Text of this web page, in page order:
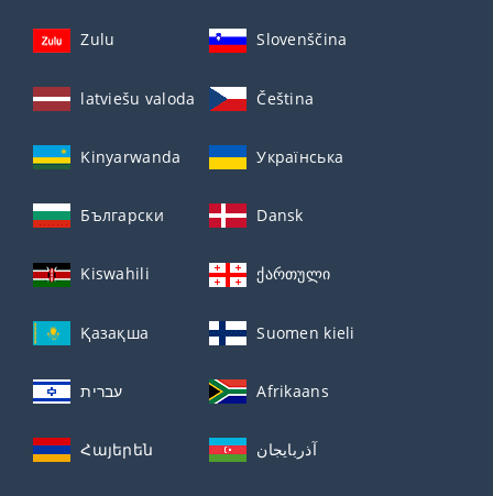
Zulu Slovenščina
latviešu valoda Čeština
Kinyarwanda Українська
Български Dansk
Kiswahili ქართული
Қазақша Suomen kieli
עברית Afrikaans
Հայերեն آذربايجان